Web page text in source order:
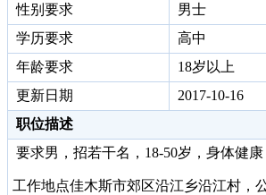
性别要求
男士
学历要求
高中
年龄要求
18岁以上
更新日期
2017-10-16
职位描述
要求男，招若干名， 18-50岁，身体健
工作地点佳木斯市郊区沿江乡沿江村，